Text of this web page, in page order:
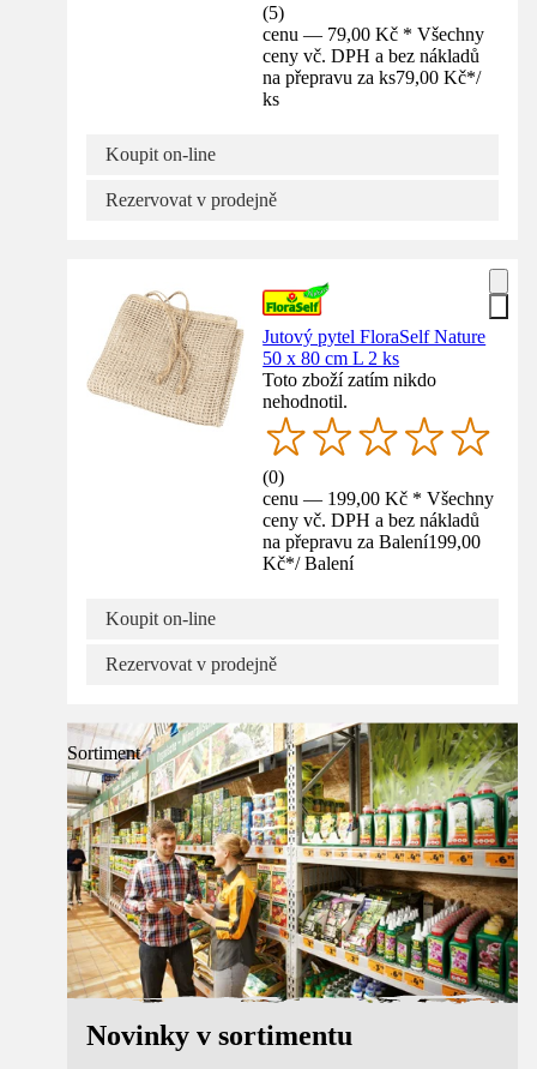
(5)
cenu — 79,00 Kč * Všechny
ceny vč. DPH a bez nákladů
na přepravu za ks79,00 Kč*/
ks
Koupit on-line
Rezervovat v prodejně
Jutový pytel FloraSelf Nature
50 x 80 cm L 2 ks
Toto zboží zatím nikdo
nehodnotil.
(0)
cenu — 199,00 Kč * Všechny
ceny vč. DPH a bez nákladů
na přepravu za Balení199,00
Kč*/ Balení
Koupit on-line
Rezervovat v prodejně
Sortiment
Novinky v sortimentu